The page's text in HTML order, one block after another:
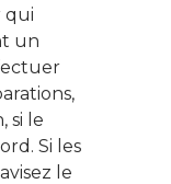
qui
un
si le
Si les
le